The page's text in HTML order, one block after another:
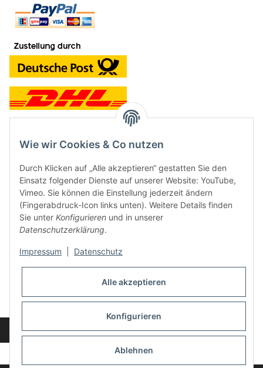
Neben dem Onlineshop haben wir ein Ladengeschäft in Hütten:
Frontline Games
Färbereiweg 3A
24358 Hütten
Oder mit Terminvereinbarung
info@frontlinegames.de
Widerrufsbutton
* Alle Preise inkl. gesetzlicher USt., zzgl.Versand
Wie wir Cookies & Co nutzen
Durch Klicken auf „Alle akzeptieren“ gestatten Sie den
Einsatz folgender Dienste auf unserer Website: YouTube,
Vimeo. Sie können die Einstellung jederzeit ändern
(Fingerabdruck-Icon links unten). Weitere Details finden
Sie unter Konfigurieren und in unserer
Datenschutzerklärung.
Impressum Datenschutz
Alle akzeptieren
Konfigurieren
Ablehnen